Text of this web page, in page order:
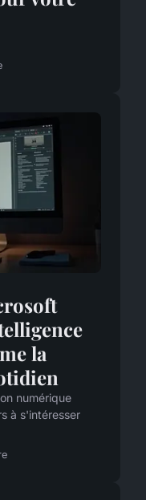
la
numérique
à s'intéresser